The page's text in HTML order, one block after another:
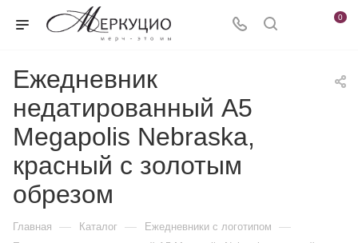
0
Ежедневник
недатированный А5
Megapolis Nebraska,
красный с золотым
обрезом
Главная — Каталог — Ежедневники c логотипом —